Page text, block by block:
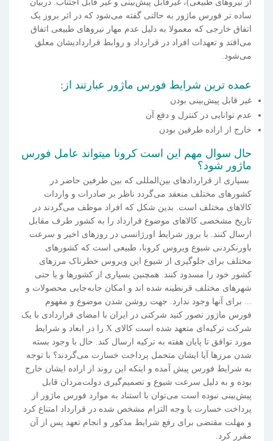
از نیروهای طبیعی)، غیرقابل پیش‌بینی و غیر قابل اجتناب. دربیان
ساده تر فورس ماژور به حالتی گفته می‌شود که در اثر بروز یک
اتفاق خارجی که معمولا به دلیل عدم مهار نیروهای طبیعی اتفاق
می‌افتد و تعهدات افراد در قرارداد و روابط قراردادیشان معلق
می‌شود.
عمده ترین شرایط فورس ماژور عبارتند از:
غیر قابل پیش‌بینی بودن
عدم توانایی در کنترل و دفع آن
خارج از اراده طرفین بودن
حال سوال مهم این است کرونا میتواند عامل فورس
ماژور شود؟
بسیاری از قراردادهای بین‌المللی که بین طرفین حاضر در
کشورهای مختلف منعقد می‌گردد ناظر بر صادرات و واردات
کالاهای مختلف است. بدین شکل که افراد موظف می‌گردند در
تاریخ مشخصی کالاهای موضوع قرارداد را به کشور طرف مقابل
ارسال کنند. با بروز شرایط اورژانسی در روزهای اخیر و سرعت
باورنکردنی شیوع ویروس کرونا، طبیعی است که کشورهای
مختلف برای جلوگیری از شیوع این ویروس خطرناک مرزهای
کشور خود را مسدود کنند. همچنین بسیاری از کشورها و یا حتی
شهرهای مختلف قرنطینه شده اند و امکان جابه‌جایی محصولات و
... برای آنها وجود ندارد. جهت روشن شدن موضوع و مفهوم
فورس ماژور تصور کنید شرکتی در ایران با امضای قراردادی با یک
شرکت ترکیه‌ای متعهد شده است کالای X را در ابعاد و شرایط
مورد توافق تا پایان هفته به ترکیه ارسال کند. حال با وجود بسته
شدن مرزها آیا ایشان متحمل پرداخت خسارت می‌گردند؟ با توجه
به شرایط فورس پیش آمده و اینکه این روند از اراده ایشان خارج
بوده و به دلیل سرعت شیوع و تصمیم‌گیری دولت‌مردان قابل
پیش‌بینی نبوده است می‌توان با استناد به موارد فورس ماژور از
پرداخت خسارت یا وجه التزام مشخص شده در قرارداد امتناع کرد
و مهلت مقتضی برای رفع شرایط مذکور و انجام تعهد پس از آن
مقرر کرد.